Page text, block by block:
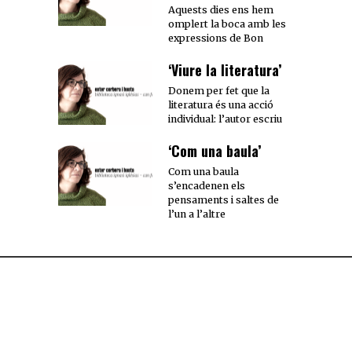
Aquests dies ens hem
omplert la boca amb les
expressions de Bon
‘Viure la literatura’
Donem per fet que la
literatura és una acció
individual: l’autor escriu
‘Com una baula’
Com una baula
s’encadenen els
pensaments i saltes de
l’un a l’altre